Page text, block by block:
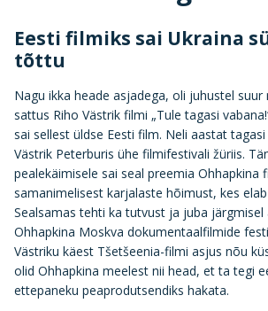
Eesti filmiks sai Ukraina
tõttu
Nagu ikka heade asjadega, oli juhustel suur
sattus Riho Västrik filmi „Tule tagasi
sai sellest üldse Eesti film. Neli aastat tagasi
Västrik Peterburis ühe filmifestivali žüriis.
pealekäimisele sai seal preemia Ohhapkina
samanimelisest karjalaste hõimust, kes
Sealsamas tehti ka tutvust ja juba järgmisel
Ohhapkina Moskva dokumentaalfilmide
Västriku käest Tšetšeenia-filmi asjus nõu
olid Ohhapkina meelest nii head, et ta tegi
ettepaneku peaprodutsendiks hakata.